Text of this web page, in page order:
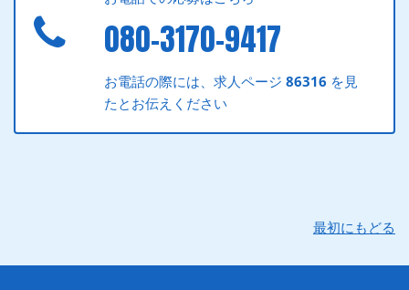
080-3170-9417
お電話の際には、求人ページ86316 を見
たとお伝えください
最初にもどる